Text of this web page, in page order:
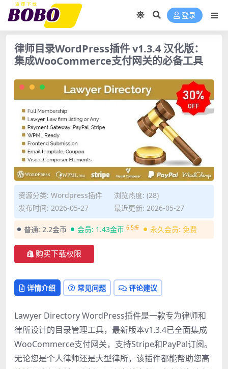
登录
律师目录WordPress插件 v1.3.4 汉化版：
集成WooCommerce支付网关的必备工具
资源分类: Wordpress插件
浏览热度: (28)
发布时间: 2026-05-27
最近更新: 2026-05-27
普通: 2.2金币 会员: 1.43金币 6.5折 永久会员: 免费
购买下载权限
详情介绍 常见问题 评论建议
Lawyer Directory WordPress插件是一款专为律师和
律所设计的目录管理工具，最新版本v1.3.4已全面集成
WooCommerce支付网关，支持Stripe和PayPal订阅。
无论您是个人律师还是大型律所，该插件都能帮助您高